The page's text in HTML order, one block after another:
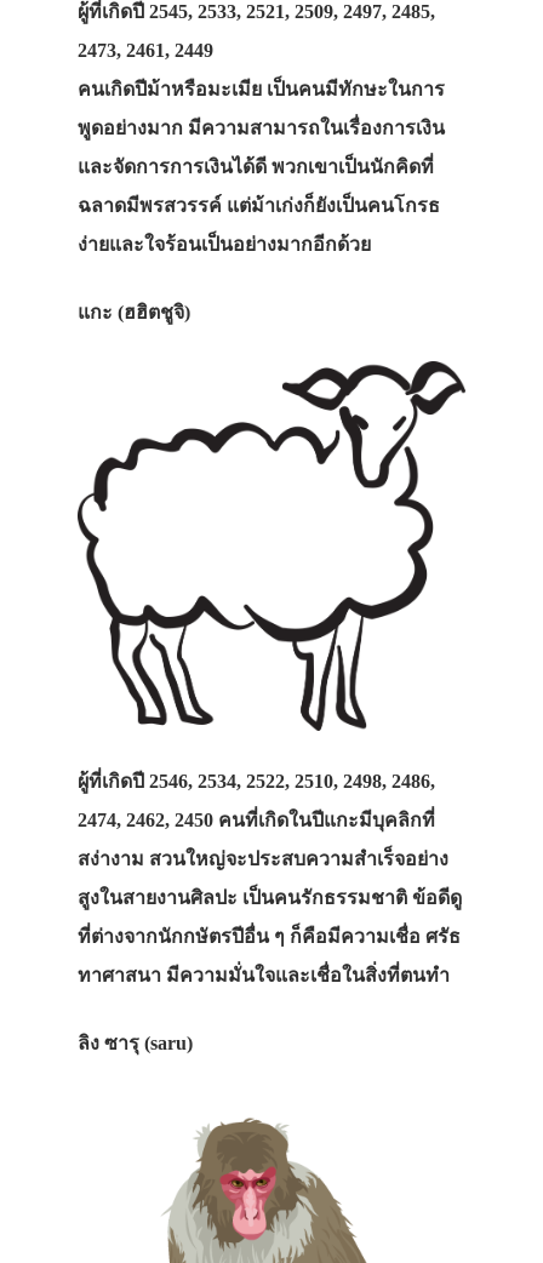
ผู้ที่เกิดปี 2545, 2533, 2521, 2509, 2497, 2485,
2473, 2461, 2449
คนเกิดปีม้าหรือมะเมีย เป็นคนมีทักษะในการ
พูดอย่างมาก มีความสามารถในเรื่องการเงิน
และจัดการการเงินได้ดี พวกเขาเป็นนักคิดที่
ฉลาดมีพรสวรรค์ แต่ม้าเก่งก็ยังเป็นคนโกรธ
ง่ายและใจร้อนเป็นอย่างมากอีกด้วย
แกะ (ฮฮิตชูจิ)
ผู้ที่เกิดปี 2546, 2534, 2522, 2510, 2498, 2486,
2474, 2462, 2450 คนที่เกิดในปีแกะมีบุคลิกที่
สง่างาม สวนใหญ่จะประสบความสำเร็จอย่าง
สูงในสายงานศิลปะ เป็นคนรักธรรมชาติ ข้อดีดู
ที่ต่างจากนักกษัตรปีอื่น ๆ ก็คือมีความเชื่อ ศรัธ
ทาศาสนา มีความมั่นใจและเชื่อในสิ่งที่ตนทำ
ลิง ซารุ (saru)